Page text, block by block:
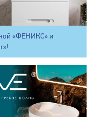
«ФЕНИКС» и